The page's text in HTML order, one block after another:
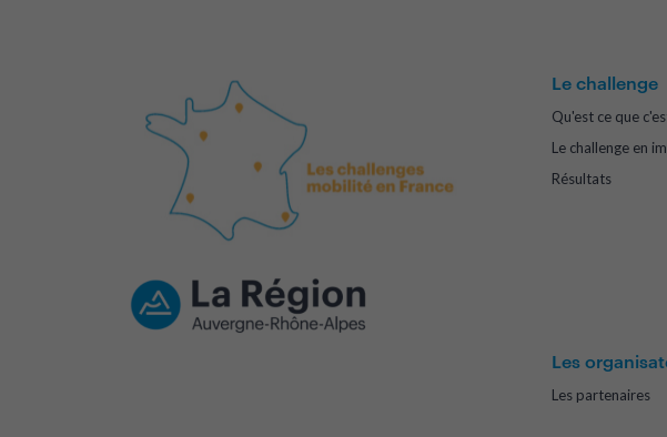
Le challenge
Qu'est ce que
Le challenge en
Résultats
Les
Les partenaires